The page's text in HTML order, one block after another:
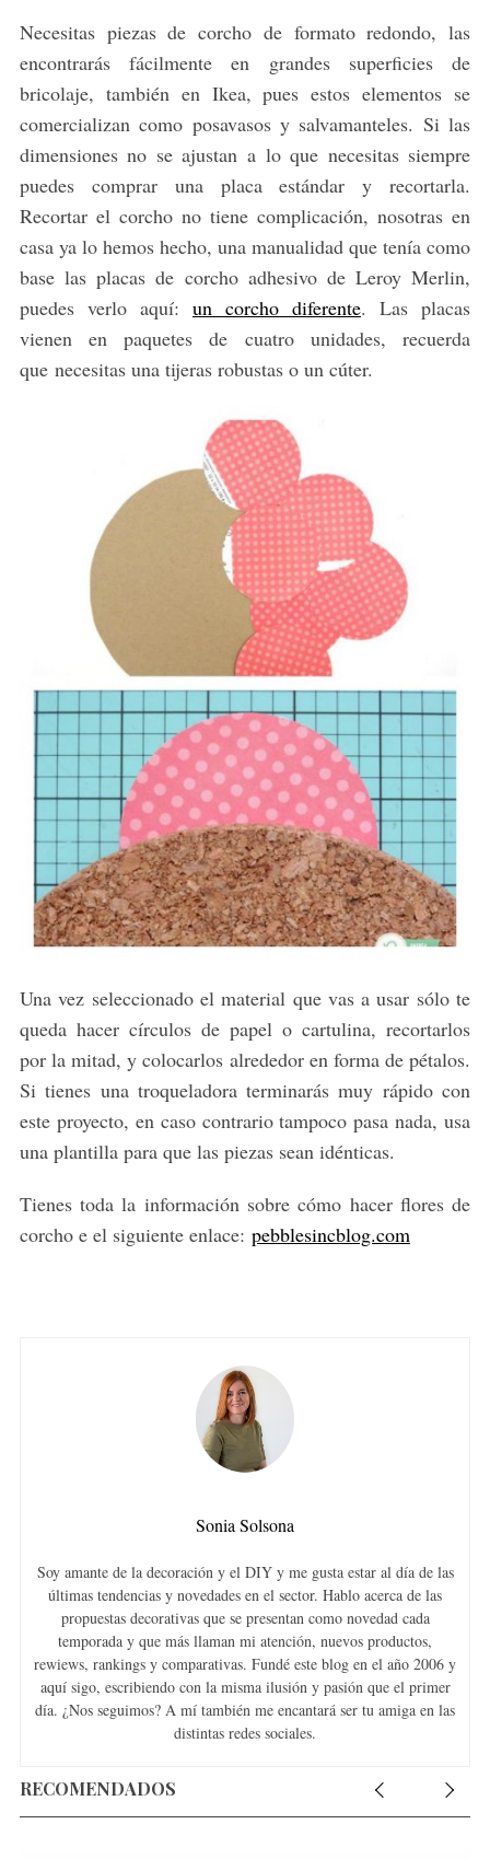
Necesitas piezas de corcho de formato redondo, las
encontrarás fácilmente en grandes superficies de
bricolaje, también en Ikea, pues estos elementos se
comercializan como posavasos y salvamanteles. Si las
dimensiones no se ajustan a lo que necesitas siempre
puedes comprar una placa estándar y recortarla.
Recortar el corcho no tiene complicación, nosotras en
casa ya lo hemos hecho, una manualidad que tenía como
base las placas de corcho adhesivo de Leroy Merlin,
puedes verlo aquí: un corcho diferente. Las placas
vienen en paquetes de cuatro unidades, recuerda
que necesitas una tijeras robustas o un cúter.
Una vez seleccionado el material que vas a usar sólo te
queda hacer círculos de papel o cartulina, recortarlos
por la mitad, y colocarlos alrededor en forma de pétalos.
Si tienes una troqueladora terminarás muy rápido con
este proyecto, en caso contrario tampoco pasa nada, usa
una plantilla para que las piezas sean idénticas.
Tienes toda la información sobre cómo hacer flores de
corcho e el siguiente enlace: pebblesincblog.com
Sonia Solsona
Soy amante de la decoración y el DIY y me gusta estar al día de las
últimas tendencias y novedades en el sector. Hablo acerca de las
propuestas decorativas que se presentan como novedad cada
temporada y que más llaman mi atención, nuevos productos,
rewiews, rankings y comparativas. Fundé este blog en el año 2006 y
aquí sigo, escribiendo con la misma ilusión y pasión que el primer
día. ¿Nos seguimos? A mí también me encantará ser tu amiga en las
distintas redes sociales.
RECOMENDADOS